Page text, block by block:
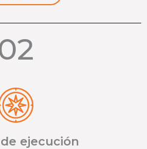
ejecución